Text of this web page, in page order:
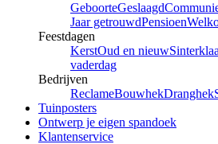
GeboorteGeslaagd
Jaar getrouwdPensioen
Feestdagen
KerstOud en nieuw
vaderdag
Bedrijven
ReclameBouwhekDranghek
Tuinposters
Ontwerp je eigen spandoek
Klantenservice